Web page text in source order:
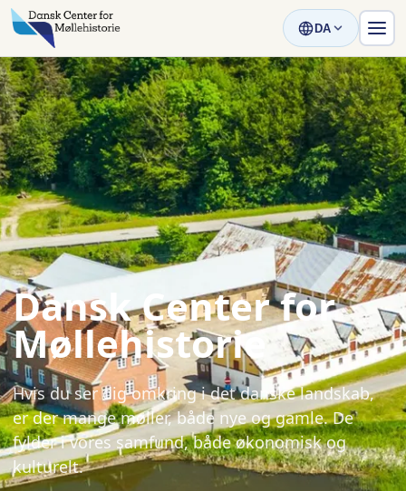
DA
Dansk Center for
Møllehistorie
Hvis du ser dig omkring i det danske landskab,
er der mange møller, både nye og gamle. De
fylder i vores samfund, både økonomisk og
kulturelt.